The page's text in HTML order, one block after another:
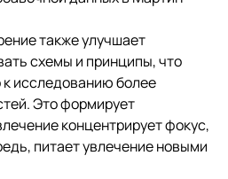
также улучшает
схемы и принципы, что
исследованию более
Это формирует
концентрирует фокус,
питает увлечение новыми